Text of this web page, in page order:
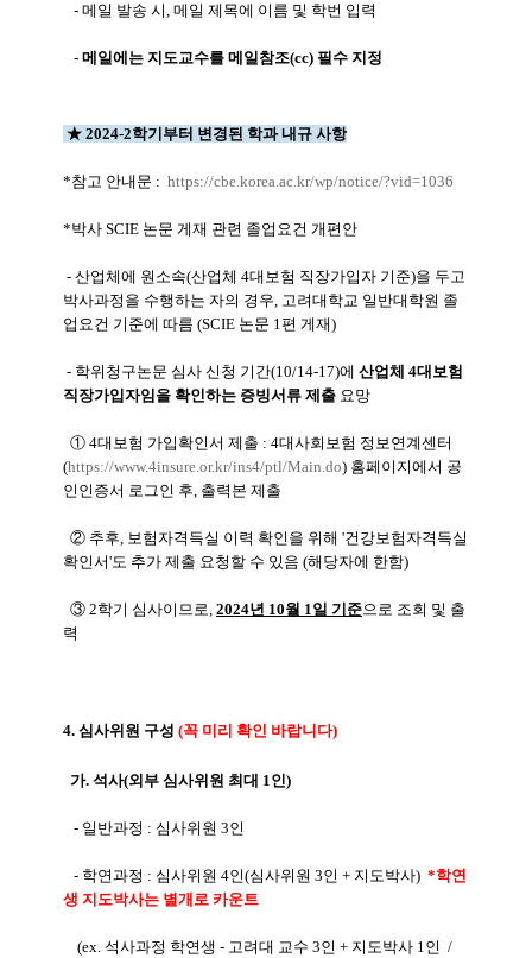
- 메일 발송 시, 메일 제목에 이름 및 학번 입력
- 메일에는 지도교수를 메일참조(cc) 필수 지정
★ 2024-2학기부터 변경된 학과 내규 사항
*참고 안내문 : https://cbe.korea.ac.kr/wp/notice/?vid=1036
*박사 SCIE 논문 게재 관련 졸업요건 개편안
- 산업체에 원소속(산업체 4대보험 직장가입자 기준)을 두고
박사과정을 수행하는 자의 경우, 고려대학교 일반대학원 졸
업요건 기준에 따름 (SCIE 논문 1편 게재)
- 학위청구논문 심사 신청 기간(10/14-17)에 산업체 4대보험
직장가입자임을 확인하는 증빙서류 제출 요망
① 4대보험 가입확인서 제출 : 4대사회보험 정보연계센터
(https://www.4insure.or.kr/ins4/ptl/Main.do) 홈페이지에서 공
인인증서 로그인 후, 출력본 제출
② 추후, 보험자격득실 이력 확인을 위해 '건강보험자격득실
확인서'도 추가 제출 요청할 수 있음 (해당자에 한함)
③ 2학기 심사이므로, 2024년 10월 1일 기준으로 조회 및 출
력
4. 심사위원 구성 (꼭 미리 확인 바랍니다)
가. 석사(외부 심사위원 최대 1인)
- 일반과정 : 심사위원 3인
- 학연과정 : 심사위원 4인(심사위원 3인 + 지도박사) *학연
생 지도박사는 별개로 카운트
(ex. 석사과정 학연생 - 고려대 교수 3인 + 지도박사 1인 /